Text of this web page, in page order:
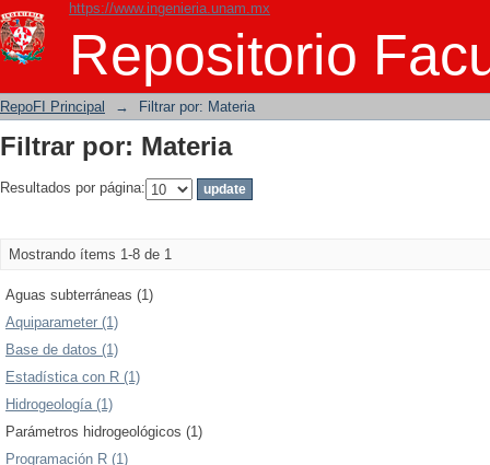
https://www.ingenieria.unam.mx
Repositorio
Filtrar por: Materia
RepoFI Principal → Filtrar por: Materia
Filtrar por: Materia
Resultados por página:
Mostrando ítems 1-8 de 1
Aguas subterráneas (1)
Aquiparameter (1)
Base de datos (1)
Estadística con R (1)
Hidrogeología (1)
Parámetros hidrogeológicos (1)
Programación R (1)